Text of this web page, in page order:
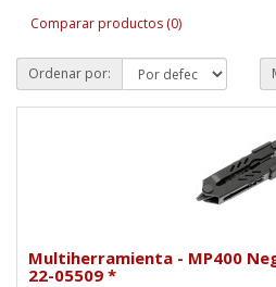
Comparar productos (0)
Ordenar por:
Multiherramienta - MP400
22-05509 *